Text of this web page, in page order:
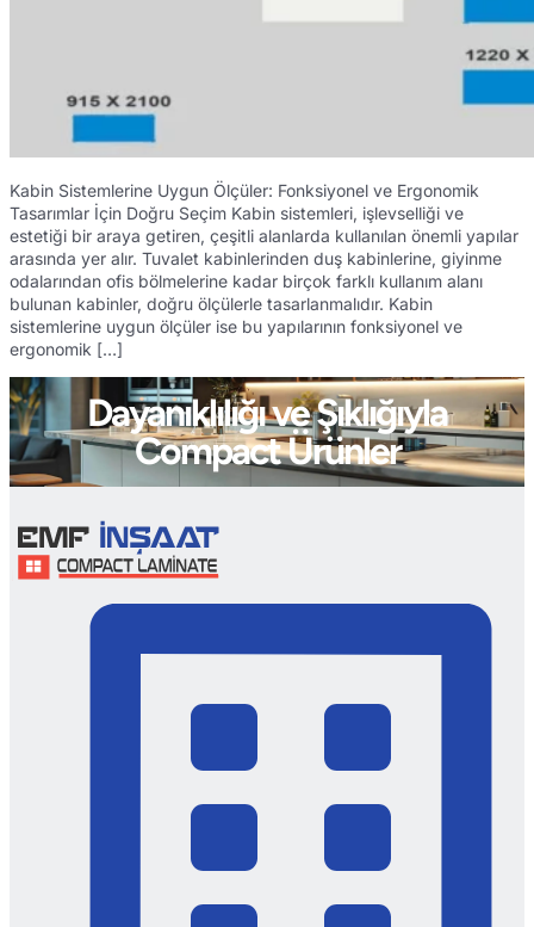
Kabin Sistemlerine Uygun Ölçüler: Fonksiyonel ve Ergonomik
Tasarımlar İçin Doğru Seçim Kabin sistemleri, işlevselliği ve
estetiği bir araya getiren, çeşitli alanlarda kullanılan önemli yapılar
arasında yer alır. Tuvalet kabinlerinden duş kabinlerine, giyinme
odalarından ofis bölmelerine kadar birçok farklı kullanım alanı
bulunan kabinler, doğru ölçülerle tasarlanmalıdır. Kabin
sistemlerine uygun ölçüler ise bu yapılarının fonksiyonel ve
ergonomik […]
Dayanıklılığı ve Şıklığıyla
Compact Ürünler